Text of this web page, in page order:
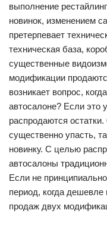
выполнение
новинок, изменением
претерпевает
техническая база,
существенные
модификации
возникает вопрос,
автосалоне? Если это
распродаются
существенно упасть,
новинку. С целью
автосалоны
Если не
период, когда дешевле
продаж двух